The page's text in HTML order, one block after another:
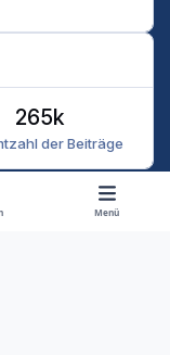
der Beiträge
265k
Menü